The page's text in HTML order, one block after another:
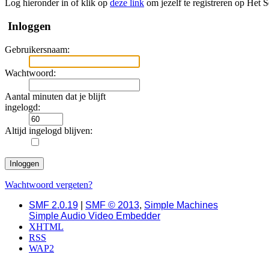
Log hieronder in of klik op deze link om jezelf te registreren op Het
Inloggen
Gebruikersnaam:
Wachtwoord:
Aantal minuten dat je blijft
ingelogd:
Altijd ingelogd blijven:
Wachtwoord vergeten?
SMF 2.0.19
SMF © 2013, Simple Machines
Simple Audio Video Embedder
XHTML
RSS
WAP2